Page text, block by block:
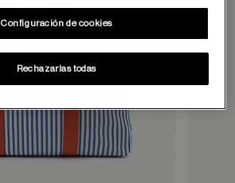
Configuración de cookies
Rechazarlas todas